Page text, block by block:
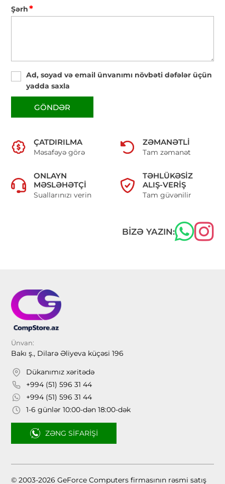
Şərh*
Ad, soyad və email ünvanımı növbəti dəfələr üçün
yadda saxla
GÖNDƏR
ÇATDIRILMA
Məsafəyə görə
ZƏMANƏTLI
Tam zəmanət
ONLAYN
MƏSLƏHƏTÇI
Suallarınızı verin
TƏHLÜKƏSIZ
ALIŞ-VERIŞ
Tam güvənilir
BIZƏ YAZIN:
Ünvan:
Bakı ş., Dilarə Əliyeva küçəsi 196
Dükanımız xəritədə
+994 (51) 596 31 44
+994 (51) 596 31 44
1-6 günlər 10:00-dən 18:00-dək
ZƏNG SIFARIŞI
© 2003-2026 GeForce Computers firmasının rəsmi satış